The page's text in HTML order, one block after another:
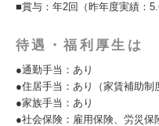
■賞与：年2回（昨年度実績：
待遇・福利厚生は
●通勤手当：あり
●住居手当：あり（家賃補助制
●家族手当：あり
●社会保険：雇用保険、労災